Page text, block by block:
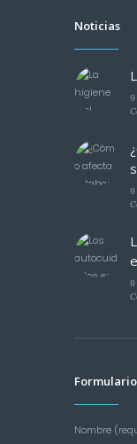
Noticias
9
9
9
Nombre